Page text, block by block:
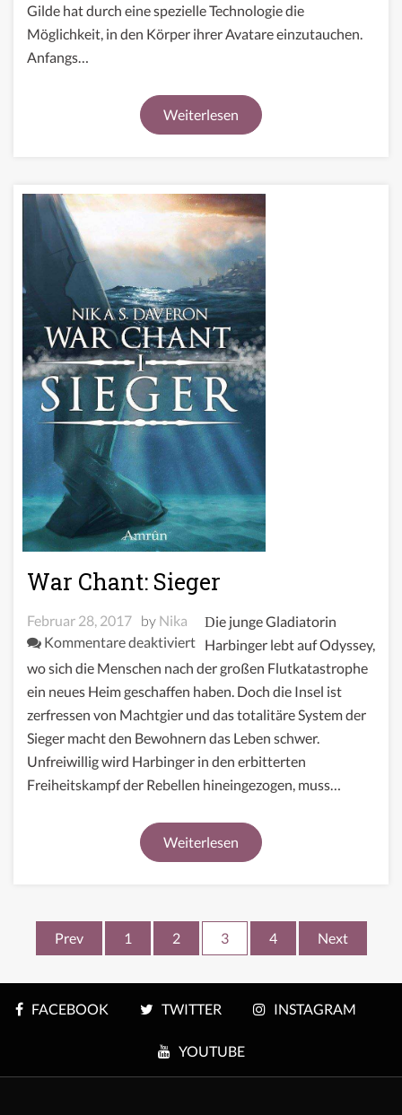
Create
your
Gilde hat durch eine spezielle Technologie die
Möglichkeit, in den Körper ihrer Avatare einzutauchen.
Anfangs…
Weiterlesen
War Chant: Sieger
Februar 28, 2017 by Nika
Kommentare deaktiviertfür
War
Chant:
Sieger
Die junge Gladiatorin
Harbinger lebt auf Odyssey,
wo sich die Menschen nach der großen Flutkatastrophe
ein neues Heim geschaffen haben. Doch die Insel ist
zerfressen von Machtgier und das totalitäre System der
Sieger macht den Bewohnern das Leben schwer.
Unfreiwillig wird Harbinger in den erbitterten
Freiheitskampf der Rebellen hineingezogen, muss…
Weiterlesen
Seitennummerierung
der
Beiträge
Prev 1 2 3 4 Next
FACEBOOK TWITTER INSTAGRAM
YOUTUBE